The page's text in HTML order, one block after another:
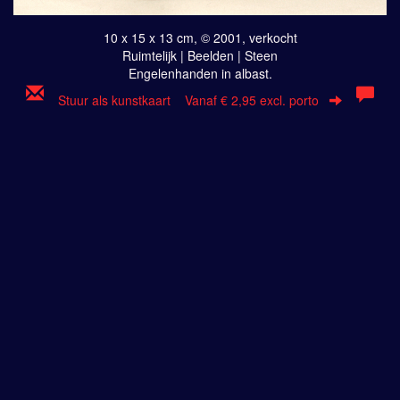
10 x 15 x 13 cm, © 2001, verkocht
Ruimtelijk | Beelden | Steen
Engelenhanden in albast.
Stuur als kunstkaart Vanaf € 2,95 excl. porto